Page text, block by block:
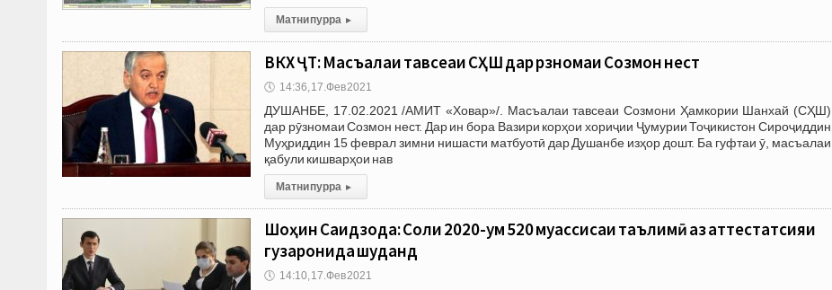
Матни пурра ▸
ВКХ ҶТ: Масъалаи тавсеаи СҲШ дар рӯзномаи Созмон нест
🕔 14:36, 17.Фев 2021
ДУШАНБЕ, 17.02.2021 /АМИТ «Ховар»/. Масъалаи тавсеаи Созмони Ҳамкории Шанхай (СҲШ)
дар рӯзномаи Созмон нест. Дар ин бора Вазири корҳои хориҷии Ҷумурии Тоҷикистон Сироҷиддин
Муҳриддин 15 феврал зимни нишасти матбуотӣ дар Душанбе изҳор дошт. Ба гуфтаи ӯ, масъалаи
қабули кишварҳои нав
Матни пурра ▸
Шоҳин Саидзода: Соли 2020-ум 520 муассисаи таълимӣ аз аттестатсияи
гузаронида шуданд
🕔 14:10, 17.Фев 2021